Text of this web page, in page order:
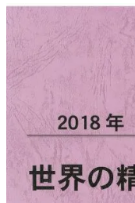
業界で選ぶ
カテゴリで選ぶ